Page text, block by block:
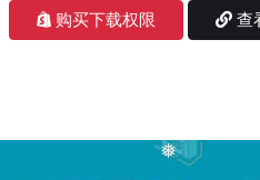
购买下载权限 查